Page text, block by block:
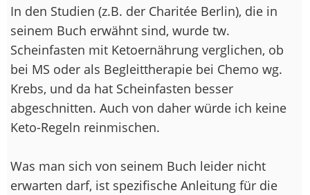
In den Studien (z.B. der Charitée Berlin), die in
seinem Buch erwähnt sind, wurde tw.
Scheinfasten mit Ketoernährung verglichen, ob
bei MS oder als Begleittherapie bei Chemo wg.
Krebs, und da hat Scheinfasten besser
abgeschnitten. Auch von daher würde ich keine
Keto-Regeln reinmischen.
Was man sich von seinem Buch leider nicht
erwarten darf, ist spezifische Anleitung für die